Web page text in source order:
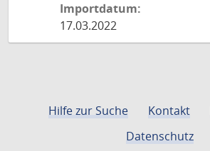
Importdatum:
17.03.2022
Hilfe zur Suche Kontakt
Datenschutz